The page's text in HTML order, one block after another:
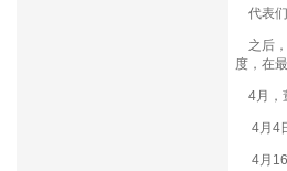
代表们
之后，
度，在
4月，
4月4
4月16